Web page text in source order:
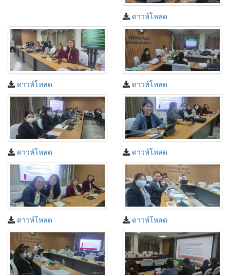
ดาวห์โหลด
ดาวห์โหลด ดาวห์โหลด
ดาวห์โหลด ดาวห์โหลด
ดาวห์โหลด ดาวห์โหลด